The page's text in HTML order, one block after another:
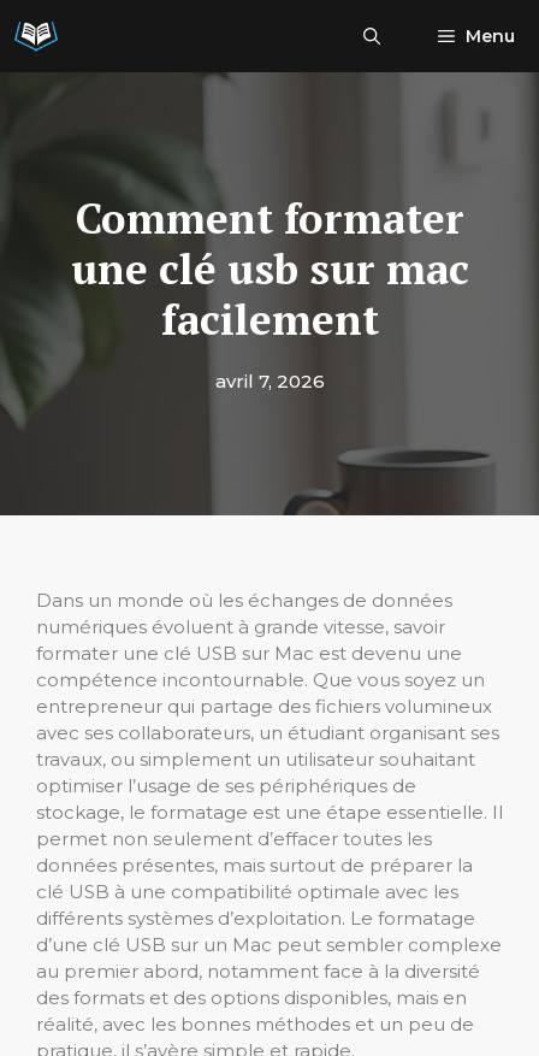
au
Menu
Comment formater
une clé usb sur mac
facilement
avril 7, 2026
Dans un monde où les échanges de données
numériques évoluent à grande vitesse, savoir
formater une clé USB sur Mac est devenu une
compétence incontournable. Que vous soyez un
entrepreneur qui partage des fichiers volumineux
avec ses collaborateurs, un étudiant organisant ses
travaux, ou simplement un utilisateur souhaitant
optimiser l’usage de ses périphériques de
stockage, le formatage est une étape essentielle. Il
permet non seulement d’effacer toutes les
données présentes, mais surtout de préparer la
clé USB à une compatibilité optimale avec les
différents systèmes d’exploitation. Le formatage
d’une clé USB sur un Mac peut sembler complexe
au premier abord, notamment face à la diversité
des formats et des options disponibles, mais en
réalité, avec les bonnes méthodes et un peu de
pratique, il s’avère simple et rapide.